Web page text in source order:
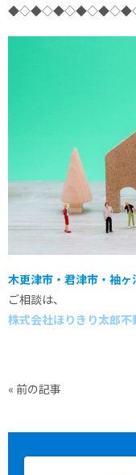
木更津市・君津市・袖ヶ
ご相談は、
株式会社ほりきり太郎不
« 前の記事